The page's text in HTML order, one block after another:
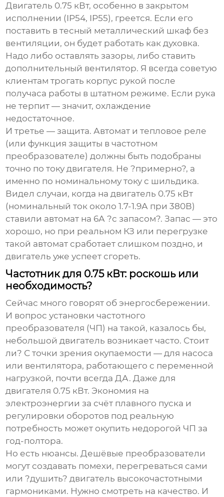
Двигатель 0.75 кВт, особенно в закрытом
исполнении (IP54, IP55), греется. Если его
поставить в тесный металлический шкаф без
вентиляции, он будет работать как духовка.
Надо либо оставлять зазоры, либо ставить
дополнительный вентилятор. Я всегда советую
клиентам трогать корпус рукой после
получаса работы в штатном режиме. Если рука
не терпит — значит, охлаждение
недостаточное.
И третье — защита. Автомат и тепловое реле
(или функция защиты в частотном
преобразователе) должны быть подобраны
точно по току двигателя. Не ?примерно?, а
именно по номинальному току с шильдика.
Видел случаи, когда на двигатель 0.75 кВт
(номинальный ток около 1.7-1.9А при 380В)
ставили автомат на 6А ?с запасом?. Запас — это
хорошо, но при реальном КЗ или перегрузке
такой автомат сработает слишком поздно, и
двигатель уже успеет сгореть.
Частотник для 0.75 кВт: роскошь или
необходимость?
Сейчас много говорят об энергосбережении.
И вопрос установки частотного
преобразователя (ЧП) на такой, казалось бы,
небольшой двигатель возникает часто. Стоит
ли? С точки зрения окупаемости — для насоса
или вентилятора, работающего с переменной
нагрузкой, почти всегда ДА. Даже для
двигателя 0.75 кВт. Экономия на
электроэнергии за счёт плавного пуска и
регулировки оборотов под реальную
потребность может окупить недорогой ЧП за
год-полтора.
Но есть нюансы. Дешёвые преобразователи
могут создавать помехи, перегреваться сами
или ?душить? двигатель высокочастотными
гармониками. Нужно смотреть на качество. И